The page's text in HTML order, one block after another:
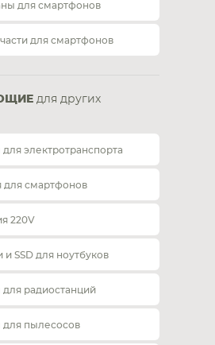
для смартфонов
для смартфонов
для других
электротранспорта
для смартфонов
220V
SSD для ноутбуков
радиостанций
для пылесосов